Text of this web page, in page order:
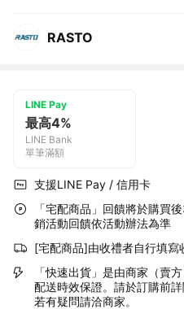
RASTO
LINE Pay
最高4%
LINE Bank
單筆滿額
支援LINE Pay / 信用卡
「宅配商品」回饋將於購買
銷活動回饋依活動辦法為準
[宅配商品]由收禮者自行填寫
「快速出貨」是由商家（賣
配送時效保證。請於訂購前
若有疑問請洽商家。